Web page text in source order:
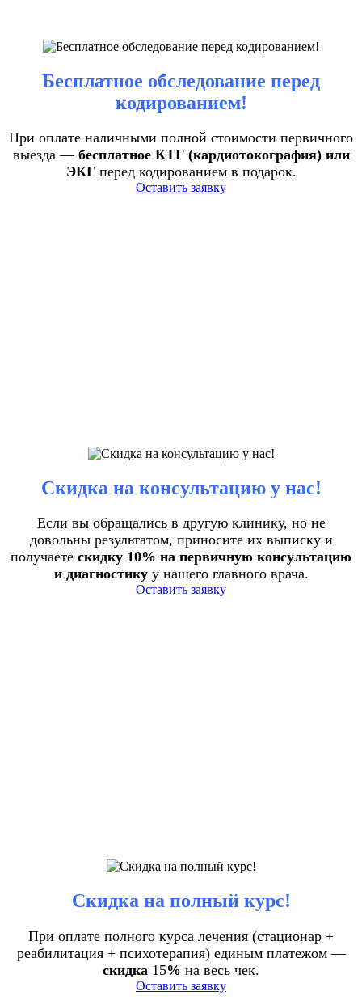
Бесплатное обследование перед
кодированием!
При оплате наличными полной стоимости первичного
выезда — бесплатное КТГ (кардиотокография) или
ЭКГперед кодированием в подарок.
Оставить заявку
Скидка на консультацию у нас!
Если вы обращались в другую клинику, но не
довольны результатом, приносите их выписку и
получаете скидку 10% на первичную консультацию
и диагностикуу нашего главного врача.
Оставить заявку
Скидка на полный курс!
При оплате полного курса лечения (стационар +
реабилитация + психотерапия) единым платежом —
скидка 15% на весь чек.
Оставить заявку